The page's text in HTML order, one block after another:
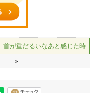
が重だるいなあと感じた時
»